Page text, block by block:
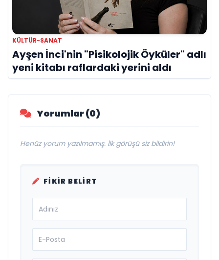
KÜLTÜR-SANAT
Ayşen İnci'nin "Pisikolojik Öyküler" adlı
yeni kitabı raflardaki yerini aldı
Yorumlar (0)
Henüz yorum yazılmamış. İlk görüşü siz bildirin!
FIKIR BELIRT